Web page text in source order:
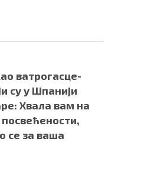
ватрогасце-
су у Шпанији
Хвала вам на
се за ваша